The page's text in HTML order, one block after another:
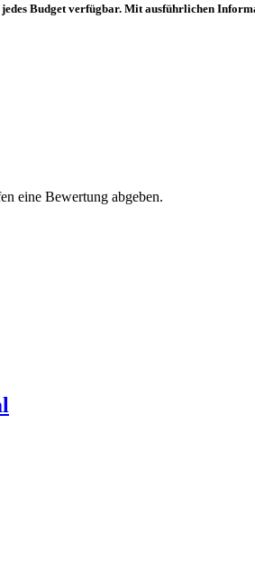
Budget verfügbar. Mit ausführlichen
eine Bewertung abgeben.